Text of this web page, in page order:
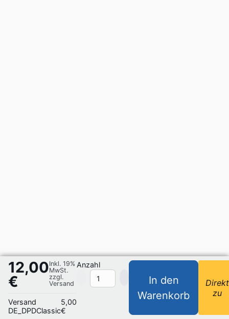
12,00
€
Inkl. 19%
MwSt.
zzgl.
Versand
Versand
DE_DPDClassic
5,00
€
Anzahl
In den
Warenkorb
Direkt
zu